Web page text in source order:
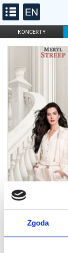
Zgoda
KONCERTY
FILHARMONIA